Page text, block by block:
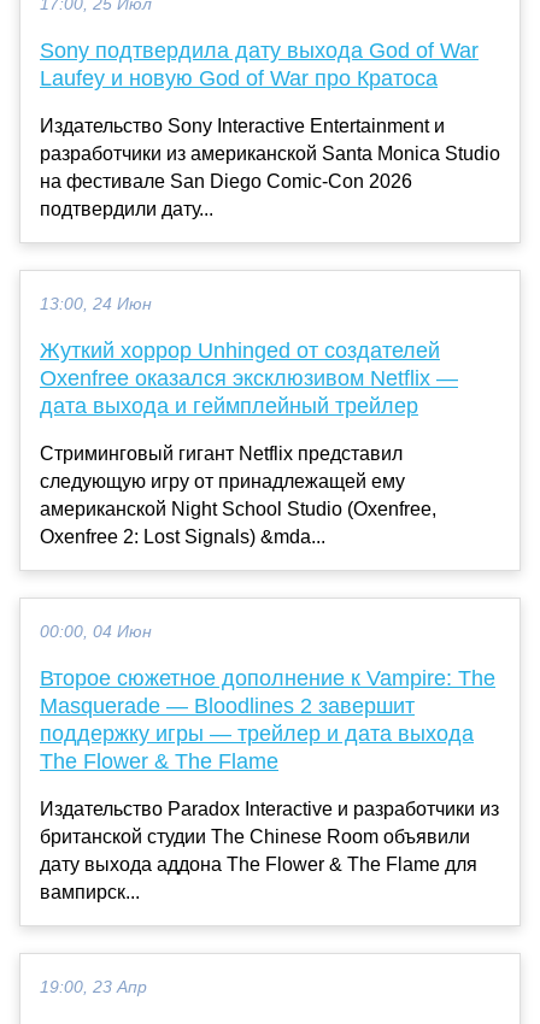
17:00, 25 Июл
Sony подтвердила дату выхода God of War
Laufey и новую God of War про Кратоса
Издательство Sony Interactive Entertainment и
разработчики из американской Santa Monica Studio
на фестивале San Diego Comic-Con 2026
подтвердили дату...
13:00, 24 Июн
Жуткий хоррор Unhinged от создателей
Oxenfree оказался эксклюзивом Netflix —
дата выхода и геймплейный трейлер
Стриминговый гигант Netflix представил
следующую игру от принадлежащей ему
американской Night School Studio (Oxenfree,
Oxenfree 2: Lost Signals) &mda...
00:00, 04 Июн
Второе сюжетное дополнение к Vampire: The
Masquerade — Bloodlines 2 завершит
поддержку игры — трейлер и дата выхода
The Flower & The Flame
Издательство Paradox Interactive и разработчики из
британской студии The Chinese Room объявили
дату выхода аддона The Flower & The Flame для
вампирск...
19:00, 23 Апр